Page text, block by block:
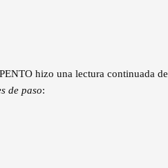
hizo una lectura continuada de
de paso: